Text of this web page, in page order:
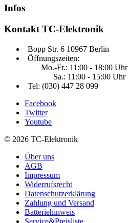
Infos
Kontakt TC-Elektronik
Bopp Str. 6 10967 Berlin
Öffnungszeiten:
Mo.-Fr.: 11:00 - 18:00 Uhr
Sa.: 11:00 - 15:00 Uhr
Tel: (030) 447 28 099
Facebook
Twitter
Youtube
© 2026 TC-Elektronik
Über uns
AGB
Impressum
Widerrufsrecht
Datenschutzerklärung
Zahlung und Versand
Batteriehinweis
Service&Preisliste